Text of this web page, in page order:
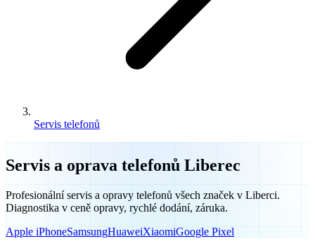
Servis telefonů
Servis a oprava telefonů Liberec
Profesionální servis a opravy telefonů všech značek v Liberci.
Diagnostika v ceně opravy, rychlé dodání, záruka.
Apple iPhoneSamsungHuaweiXiaomiGoogle Pixel